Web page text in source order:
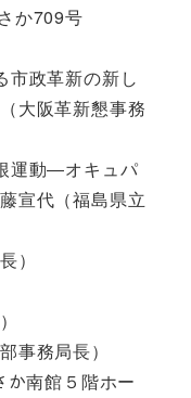
か709号
市政革新の新し
大阪革新懇事務
運動―オキュパ
宣代（福島県立
）
事務局長）
南館５階ホー